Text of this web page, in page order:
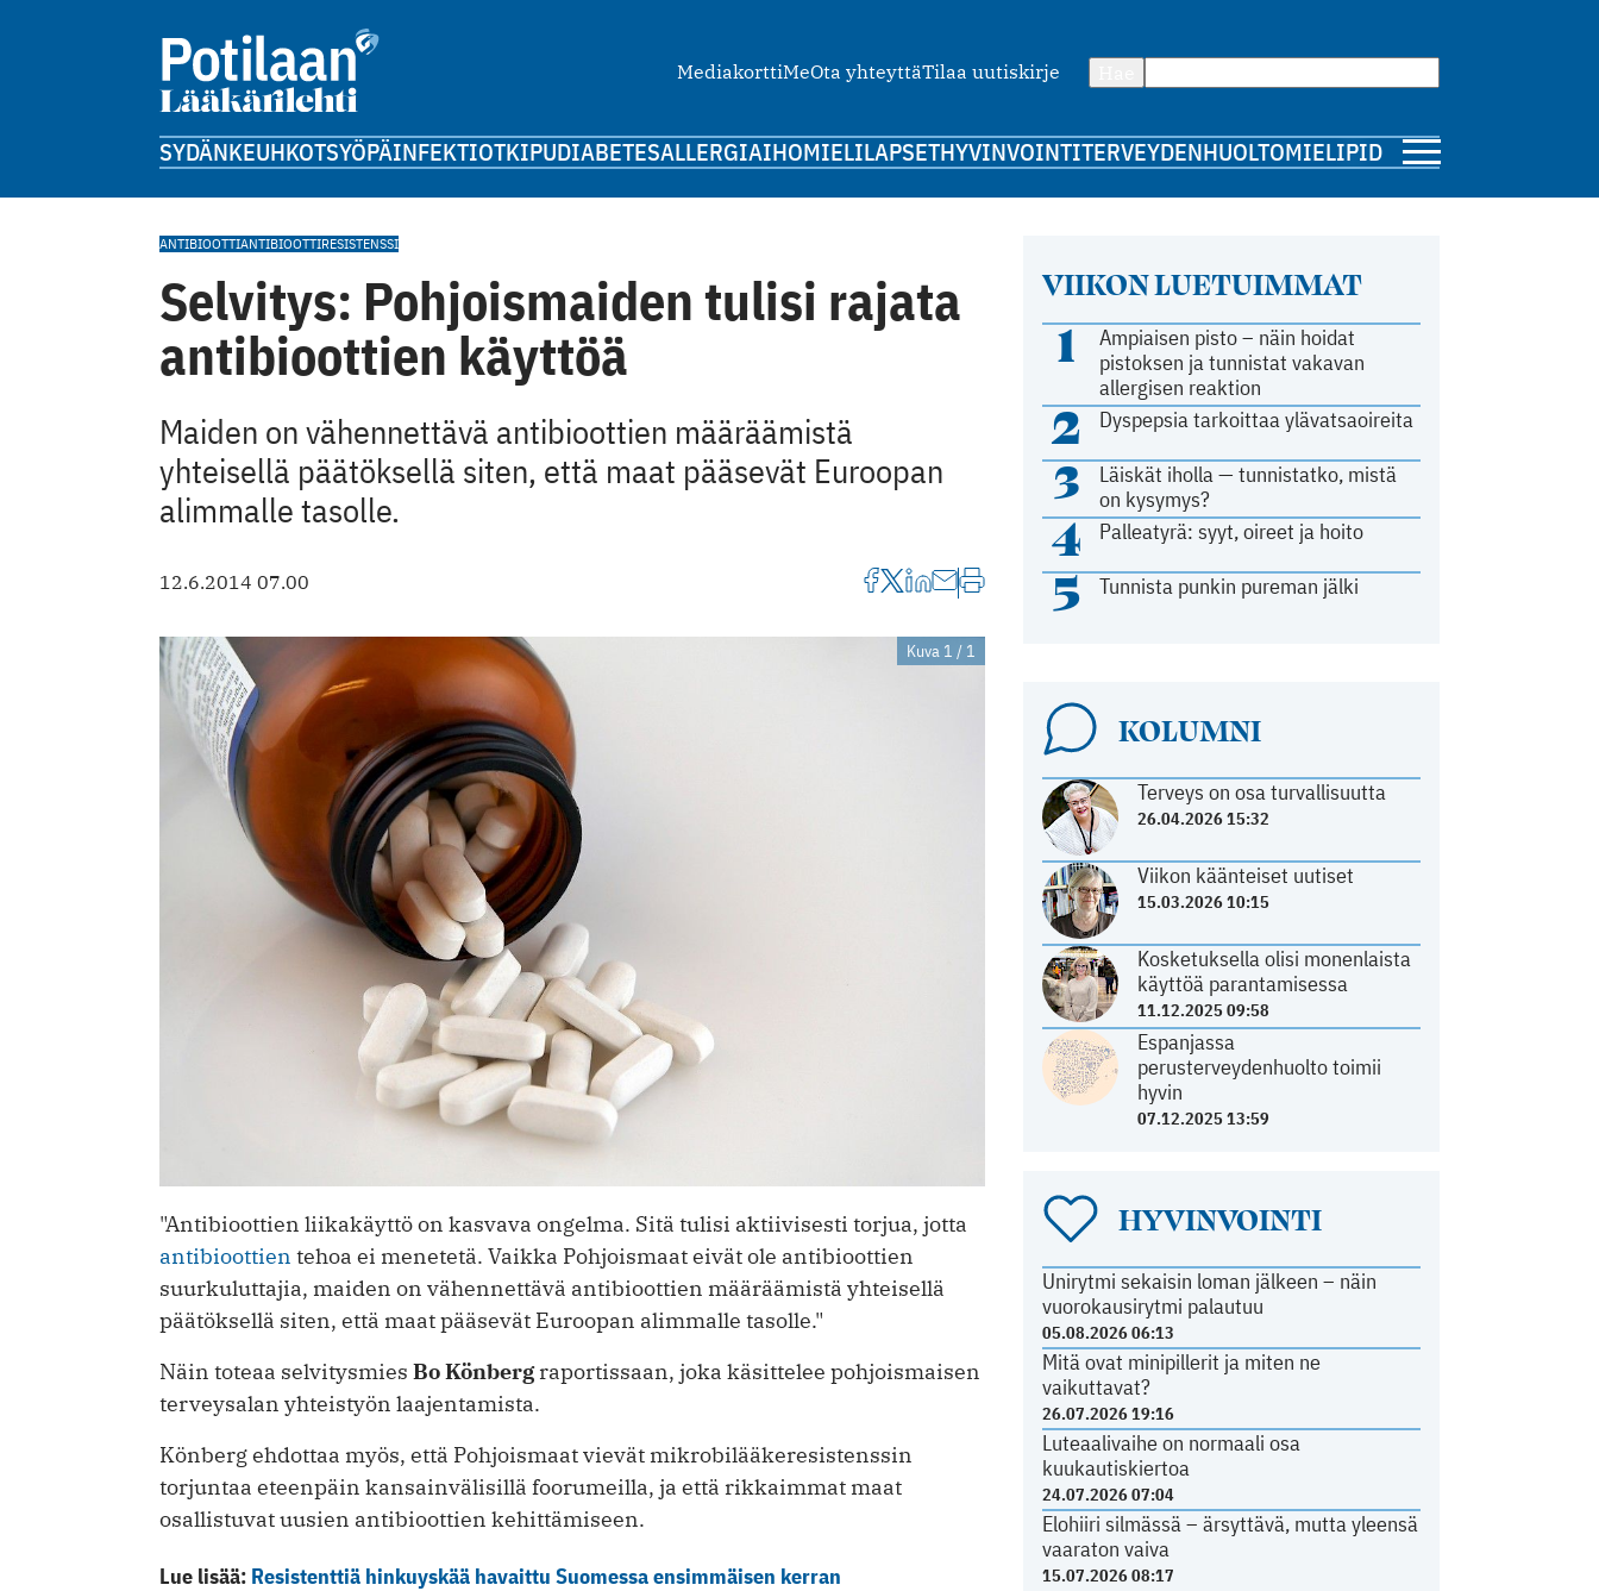
MediakorttiMeOta yhteyttäTilaa uutiskirje
SYDÄNKEUHKOTSYÖPÄINFEKTIOTKIPUDIABETESALLERGIAIHOMIELILAPSETHYVINVOINTITERVEYDENHUOLTOMIELIPIDE
VIIKON LUETUIMMAT
1
Ampiaisen pisto – näin hoidat
pistoksen ja tunnistat vakavan
allergisen reaktion
2 Dyspepsia tarkoittaa ylävatsaoireita
3
Läiskät iholla — tunnistatko, mistä
on kysymys?
4 Palleatyrä: syyt, oireet ja hoito
5 Tunnista punkin pureman jälki
KOLUMNI
Terveys on osa turvallisuutta
26.04.2026 15:32
Viikon käänteiset uutiset
15.03.2026 10:15
Kosketuksella olisi monenlaista
käyttöä parantamisessa
11.12.2025 09:58
Espanjassa
perusterveydenhuolto toimii
hyvin
07.12.2025 13:59
HYVINVOINTI
Unirytmi sekaisin loman jälkeen – näin
vuorokausirytmi palautuu
05.08.2026 06:13
Mitä ovat minipillerit ja miten ne
vaikuttavat?
26.07.2026 19:16
Luteaalivaihe on normaali osa
kuukautiskiertoa
24.07.2026 07:04
Elohiiri silmässä – ärsyttävä, mutta yleensä
vaaraton vaiva
15.07.2026 08:17
ANTIBIOOTTIANTIBIOOTTIRESISTENSSI
Selvitys: Pohjoismaiden tulisi rajata
antibioottien käyttöä
Maiden on vähennettävä antibioottien määräämistä
yhteisellä päätöksellä siten, että maat pääsevät Euroopan
alimmalle tasolle.
12.6.2014 07.00
Kuva 1 / 1
"Antibioottien liikakäyttö on kasvava ongelma. Sitä tulisi aktiivisesti torjua, jotta
antibioottien tehoa ei menetetä. Vaikka Pohjoismaat eivät ole antibioottien
suurkuluttajia, maiden on vähennettävä antibioottien määräämistä yhteisellä
päätöksellä siten, että maat pääsevät Euroopan alimmalle tasolle."
Näin toteaa selvitysmies Bo Könbergraportissaan, joka käsittelee pohjoismaisen
terveysalan yhteistyön laajentamista.
Könberg ehdottaa myös, että Pohjoismaat vievät mikrobilääkeresistenssin
torjuntaa eteenpäin kansainvälisillä foorumeilla, ja että rikkaimmat maat
osallistuvat uusien antibioottien kehittämiseen.
Lue lisää: Resistenttiä hinkuyskää havaittu Suomessa ensimmäisen kerran